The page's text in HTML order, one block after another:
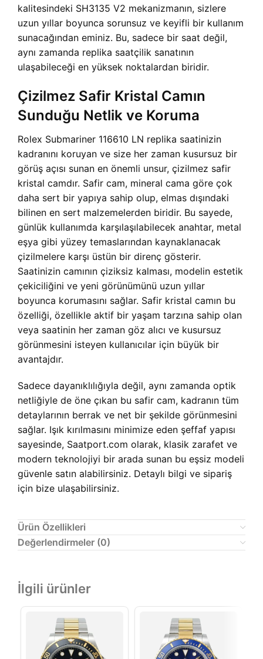
kalitesindeki SH3135 V2 mekanizmanın, sizlere
uzun yıllar boyunca sorunsuz ve keyifli bir kullanım
sunacağından eminiz. Bu, sadece bir saat değil,
aynı zamanda replika saatçilik sanatının
ulaşabileceği en yüksek noktalardan biridir.
Çizilmez Safir Kristal Camın
Sunduğu Netlik ve Koruma
Rolex Submariner 116610 LN replika saatinizin
kadranını koruyan ve size her zaman kusursuz bir
görüş açısı sunan en önemli unsur, çizilmez safir
kristal camdır. Safir cam, mineral cama göre çok
daha sert bir yapıya sahip olup, elmas dışındaki
bilinen en sert malzemelerden biridir. Bu sayede,
günlük kullanımda karşılaşılabilecek anahtar, metal
eşya gibi yüzey temaslarından kaynaklanacak
çizilmelere karşı üstün bir direnç gösterir.
Saatinizin camının çiziksiz kalması, modelin estetik
çekiciliğini ve yeni görünümünü uzun yıllar
boyunca korumasını sağlar. Safir kristal camın bu
özelliği, özellikle aktif bir yaşam tarzına sahip olan
veya saatinin her zaman göz alıcı ve kusursuz
görünmesini isteyen kullanıcılar için büyük bir
avantajdır.
Sadece dayanıklılığıyla değil, aynı zamanda optik
netliğiyle de öne çıkan bu safir cam, kadranın tüm
detaylarının berrak ve net bir şekilde görünmesini
sağlar. Işık kırılmasını minimize eden şeffaf yapısı
sayesinde, Saatport.com olarak, klasik zarafet ve
modern teknolojiyi bir arada sunan bu eşsiz modeli
güvenle satın alabilirsiniz. Detaylı bilgi ve sipariş
için bize ulaşabilirsiniz.
Ürün Özellikleri
Değerlendirmeler (0)
İlgili ürünler